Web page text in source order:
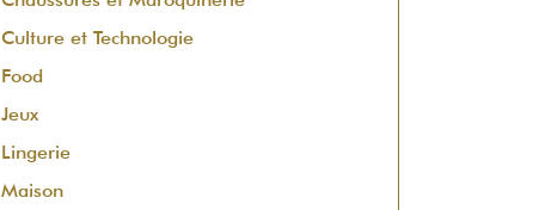
Culture et Technologie
Food
Jeux
Lingerie
Maison